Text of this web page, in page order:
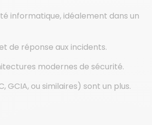
informatique, idéalement dans un
de réponse aux incidents.
modernes de sécurité.
GCIA, ou similaires) sont un plus.